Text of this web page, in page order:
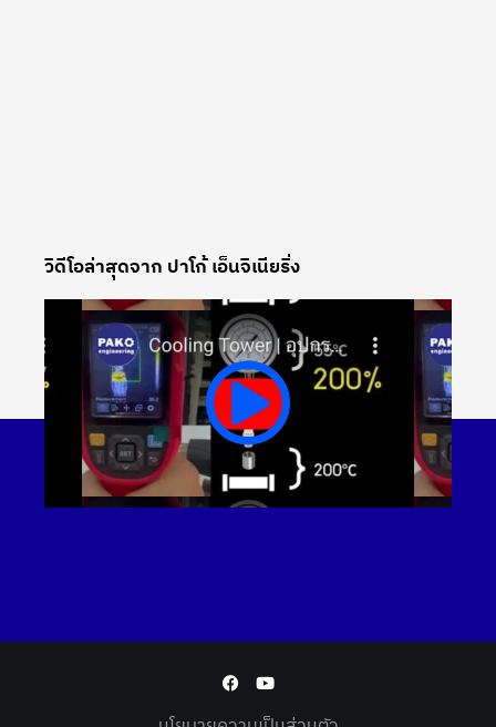
วิดีโอล่าสุดจาก ปาโก้ เอ็นจิเนียริ่ง